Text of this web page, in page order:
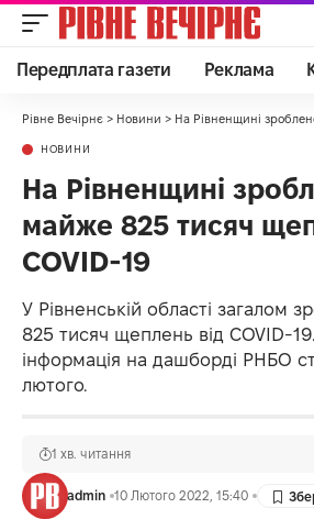
Передплата газети Реклама
Рівне Вечірнє > Новини > На Рівненщині зроблено вже
НОВИНИ
На Рівненщині
майже 825 тисяч
COVID-19
У Рівненській області загалом
825 тисяч щеплень від COVID-
інформація на дашборді РНБО
лютого.
admin 10 Лютого 2022, 15:40
1 хв. читання